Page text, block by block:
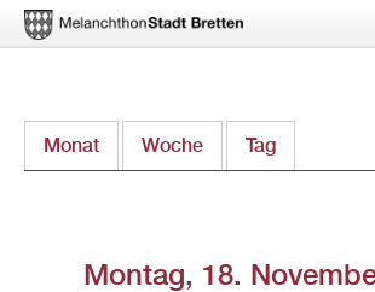
zum
Monat Woche Tag
Montag, 18.